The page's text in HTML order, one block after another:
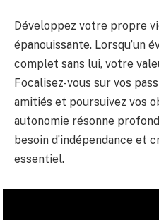
Développez votre propre
épanouissante. Lorsqu’un
complet sans lui, votre
Focalisez-vous sur vos
amitiés et poursuivez vos
autonomie résonne
besoin d’indépendance et
essentiel.